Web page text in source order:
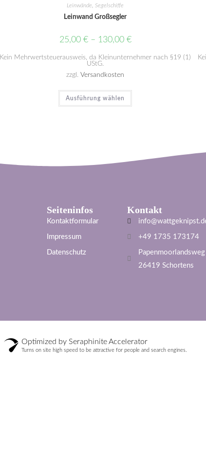
Leinwände Segelschiffe
Leinwand Großsegler
25,00 €– 130,00 €
Kein Mehrwertsteuerausweis, da Kleinunternehmer nach §19 (1)
UStG.
zzgl.Versandkosten
Ausführung wählen
Seiteninfos
Kontaktformular
Impressum
Datenschutz
Kontakt
+49 1735 173174
26419 Schortens
Optimized by Seraphinite Accelerator
Turns on site high speed to be attractive for people and search engines.